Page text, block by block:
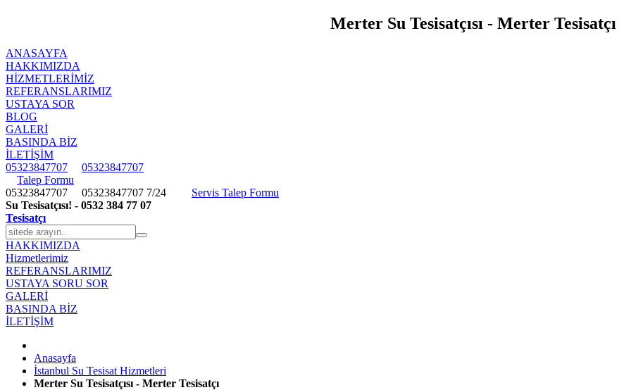
Merter Su Tesisatçısı - Merter Tesisatçı
ANASAYFA
HAKKIMIZDA
HIZMETLERIMIZ
REFERANSLARIMIZ
USTAYA SOR
BLOG
GALERİ
BASINDA BİZ
İLETİŞİM
05323847707
05323847707
Talep Formu
05323847707 05323847707 7/24
Servis Talep Formu
Su Tesisatçısı! - 0532 384 77 07
Tesisatçı
HAKKIMIZDA
Hizmetlerimiz
REFERANSLARIMIZ
USTAYA SORU SOR
GALERİ
BASINDA BİZ
İLETİŞİM
Anasayfa
İstanbul Su Tesisat Hizmetleri
Merter Su Tesisatçısı - Merter Tesisatçı